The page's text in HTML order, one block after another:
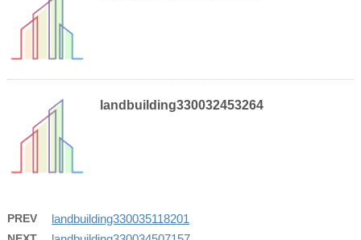
landbuilding330032453264
PREV landbuilding330035118201